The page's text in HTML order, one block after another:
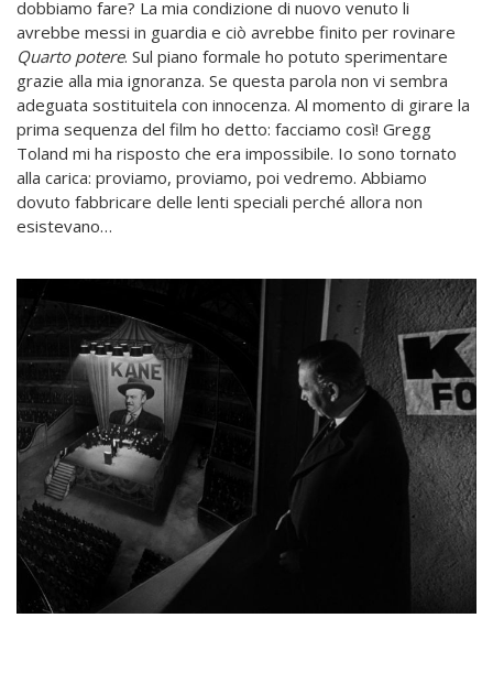
dobbiamo fare? La mia condizione di nuovo venuto li
avrebbe messi in guardia e ciò avrebbe finito per rovinare
Quarto potere. Sul piano formale ho potuto sperimentare
grazie alla mia ignoranza. Se questa parola non vi sembra
adeguata sostituitela con innocenza. Al momento di girare la
prima sequenza del film ho detto: facciamo così! Gregg
Toland mi ha risposto che era impossibile. Io sono tornato
alla carica: proviamo, proviamo, poi vedremo. Abbiamo
dovuto fabbricare delle lenti speciali perché allora non
esistevano…